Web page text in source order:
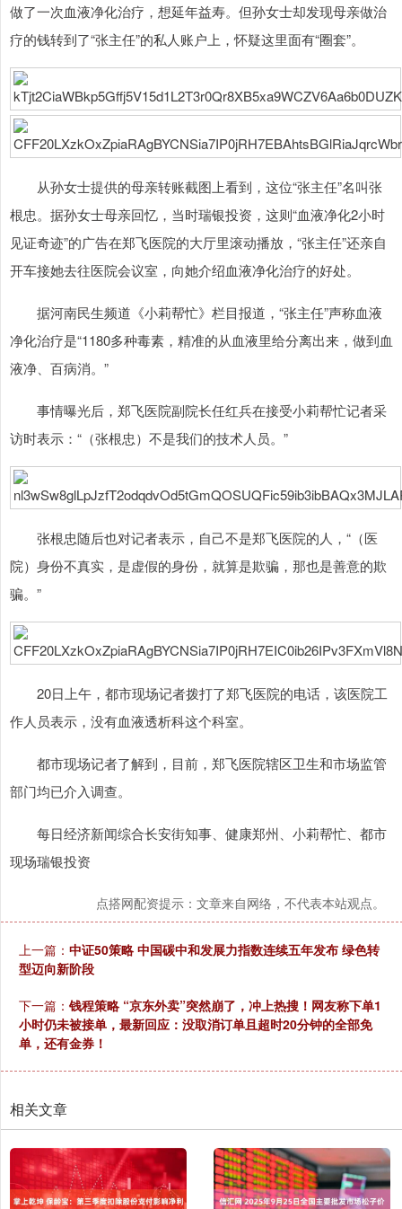
做了一次血液净化治疗，想延年益寿。但孙女士却发现母亲做治
疗的钱转到了“张主任”的私人账户上，怀疑这里面有“圈套”。
从孙女士提供的母亲转账截图上看到，这位“张主任”名叫张
根忠。据孙女士母亲回忆，当时瑞银投资，这则“血液净化2小时
见证奇迹”的广告在郑飞医院的大厅里滚动播放，“张主任”还亲自
开车接她去往医院会议室，向她介绍血液净化治疗的好处。
据河南民生频道《小莉帮忙》栏目报道，“张主任”声称血液
净化治疗是“1180多种毒素，精准的从血液里给分离出来，做到血
液净、百病消。”
事情曝光后，郑飞医院副院长任红兵在接受小莉帮忙记者采
访时表示：“（张根忠）不是我们的技术人员。”
张根忠随后也对记者表示，自己不是郑飞医院的人，“（医
院）身份不真实，是虚假的身份，就算是欺骗，那也是善意的欺
骗。”
20日上午，都市现场记者拨打了郑飞医院的电话，该医院工
作人员表示，没有血液透析科这个科室。
都市现场记者了解到，目前，郑飞医院辖区卫生和市场监管
部门均已介入调查。
每日经济新闻综合长安街知事、健康郑州、小莉帮忙、都市
现场瑞银投资
点搭网配资提示：文章来自网络，不代表本站观点。
上一篇： 中证50策略 中国碳中和发展力指数连续五年发布 绿色转
型迈向新阶段
下一篇： 钱程策略 “京东外卖”突然崩了，冲上热搜！网友称下单1
小时仍未被接单，最新回应：没取消订单且超时20分钟的全部免
单，还有金券！
相关文章